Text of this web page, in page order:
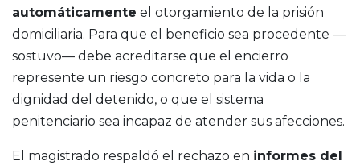
automáticamente el otorgamiento de la prisión
domiciliaria. Para que el beneficio sea procedente —
sostuvo— debe acreditarse que el encierro
represente un riesgo concreto para la vida o la
dignidad del detenido, o que el sistema
penitenciario sea incapaz de atender sus afecciones.
El magistrado respaldó el rechazo en informes del